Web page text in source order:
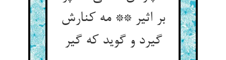
بر اثیر ** مه کنارش
گیرد و گوید که گیر